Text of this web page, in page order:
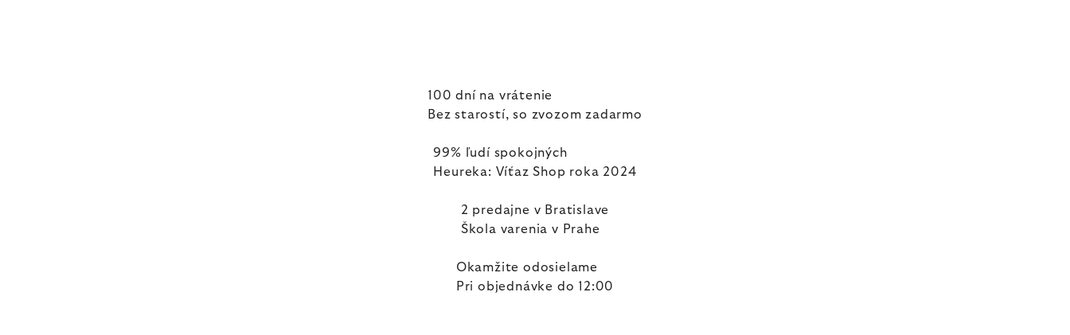
100 dní na vrátenie
Bez starostí, so zvozom zadarmo
99% ľudí spokojných
Heureka: Víťaz Shop roka 2024
2 predajne v Bratislave
Škola varenia v Prahe
Okamžite odosielame
Pri objednávke do 12:00